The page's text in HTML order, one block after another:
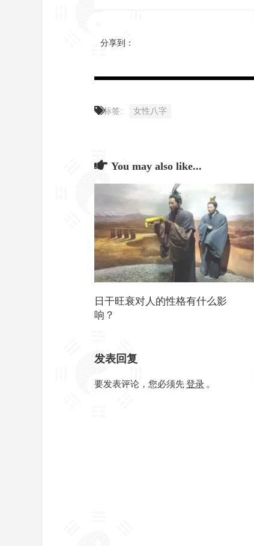
分享到：
标签: 女性八字
You may also like...
日干旺衰对人的性格有什么影
响？
发表回复
要发表评论，您必须先登录 。